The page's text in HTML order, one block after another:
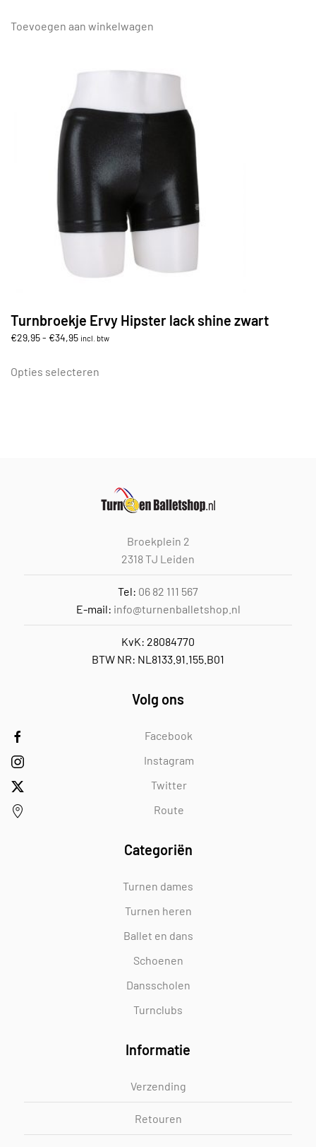
Toevoegen aan winkelwagen
Turnbroekje Ervy Hipster lack shine zwart
€29,95- €34,95Prijsklasse:
incl. btw
Opties selecteren
gekozen
worden
productpagina
Broekplein 2
2318 TJ Leiden
Tel: 06 82 111 567
E-mail: info@turnenballetshop.nl
KvK: 28084770
BTW NR: NL8133.91.155.B01
Volg ons
Facebook
Instagram
Twitter
Route
Categoriën
Turnen dames
Turnen heren
Ballet en dans
Schoenen
Dansscholen
Turnclubs
Informatie
Verzending
Retouren